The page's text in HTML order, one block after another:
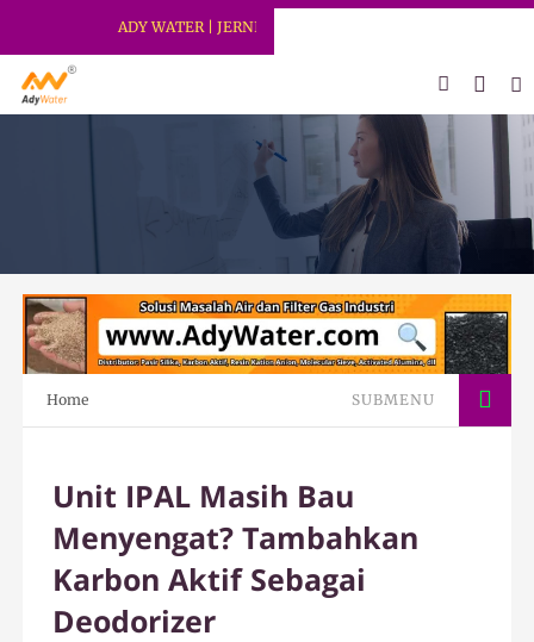
ADY WATER | JERNIHKAN HIDUP
Home SUBMENU
Unit IPAL Masih Bau
Menyengat? Tambahkan
Karbon Aktif Sebagai
Deodorizer